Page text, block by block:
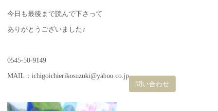
今日も最後まで読んで下さって
ありがとうございました♪
0545-50-9149
MAIL：ichigoichierikosuzuki@yahoo.co.jp
問い合わせ